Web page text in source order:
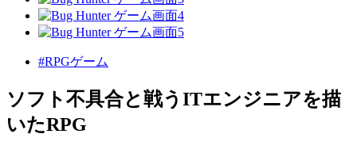
#RPGゲーム
ソフト不具合と戦うITエンジニアを描
いたRPG